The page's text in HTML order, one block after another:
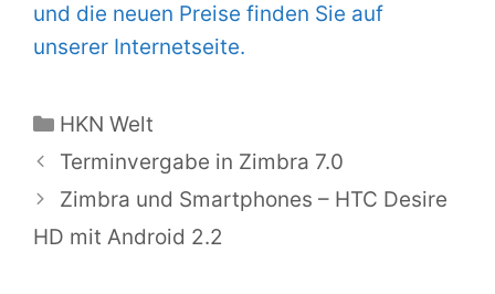
und die neuen Preise finden Sie auf
unserer Internetseite.
Kategorien
HKN Welt
Terminvergabe in Zimbra 7.0
Zimbra und Smartphones – HTC Desire
HD mit Android 2.2